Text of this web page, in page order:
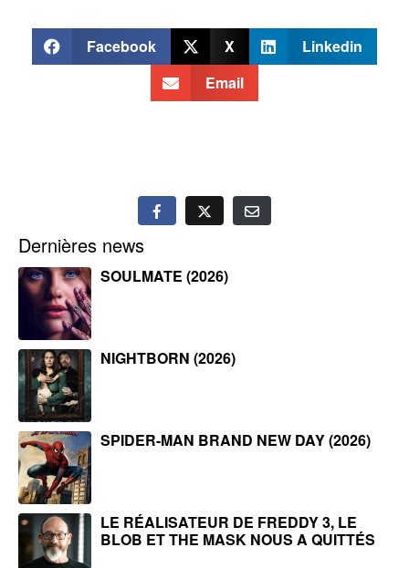
Facebook X
Linkedin
Email
Dernières news
SOULMATE (2026)
NIGHTBORN (2026)
SPIDER-MAN BRAND NEW DAY (2026)
LE RÉALISATEUR DE FREDDY 3, LE
BLOB ET THE MASK NOUS A QUITTÉS